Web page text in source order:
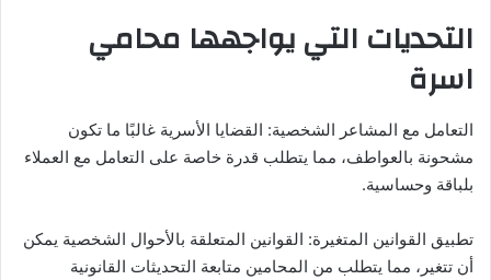
التحديات التي يواجهها محامي
اسرة
التعامل مع المشاعر الشخصية: القضايا الأسرية غالبًا ما تكون
مشحونة بالعواطف، مما يتطلب قدرة خاصة على التعامل مع العملاء
بلباقة وحساسية.
تطبيق القوانين المتغيرة: القوانين المتعلقة بالأحوال الشخصية يمكن
أن تتغير، مما يتطلب من المحامين متابعة التحديثات القانونية